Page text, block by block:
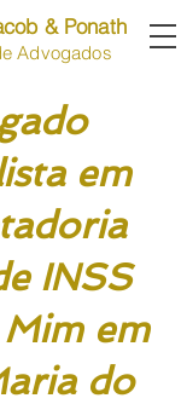
& Ponath
Advogados
em
INSS
em
do